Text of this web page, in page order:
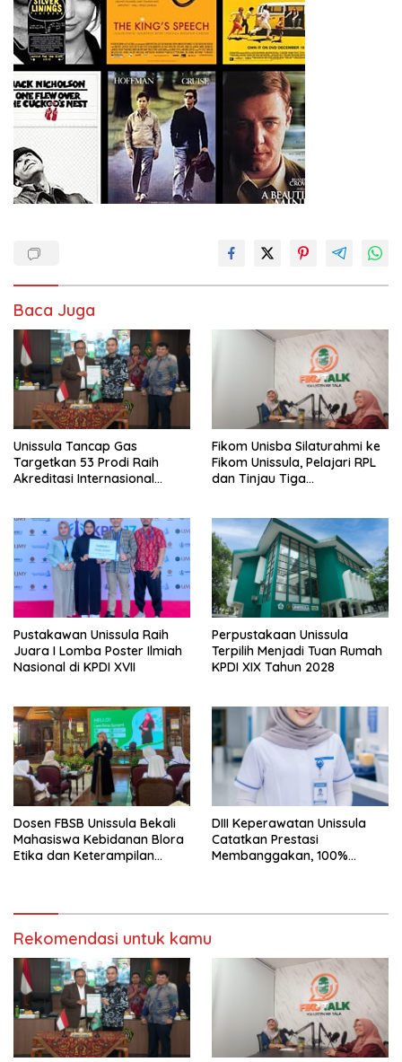
Baca Juga
Unissula Tancap Gas
Targetkan 53 Prodi Raih
Akreditasi Internasional
Fikom Unisba Silaturahmi ke
Fikom Unissula, Pelajari RPL
dan Tinjau Tiga
Pustakawan Unissula Raih
Juara I Lomba Poster Ilmiah
Nasional di KPDI XVII
Perpustakaan Unissula
Terpilih Menjadi Tuan Rumah
KPDI XIX Tahun 2028
Dosen FBSB Unissula Bekali
Mahasiswa Kebidanan Blora
Etika dan Keterampilan
DIII Keperawatan Unissula
Catatkan Prestasi
Membanggakan, 100%
Rekomendasi untuk kamu